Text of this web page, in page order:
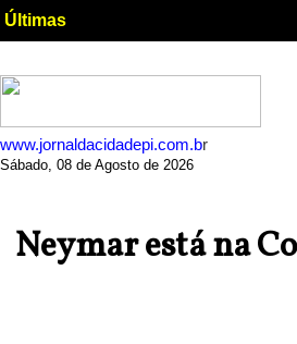
Últimas
www.jornaldacidadepi.com.br
Sábado, 08 de Agosto de 2026
Neymar está na